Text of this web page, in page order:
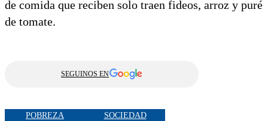
de comida que reciben solo traen fideos, arroz y puré
de tomate.
SEGUINOS EN
POBREZA SOCIEDAD